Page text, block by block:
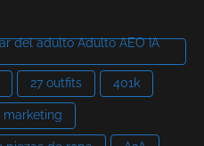
del adulto Adulto AEO IA
27 outfits 401k
marketing